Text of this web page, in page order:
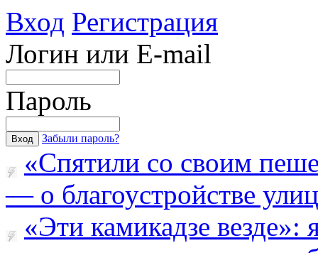
Вход Регистрация
Логин или E-mail
Пароль
Забыли пароль?
«Спятили со своим
— о благоустройстве
«Эти камикадзе везде»: